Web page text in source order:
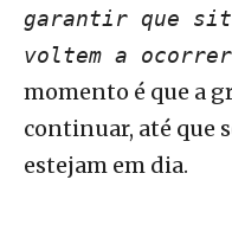
garantir que
voltem a
momento é que a
continuar, até que
estejam em dia.